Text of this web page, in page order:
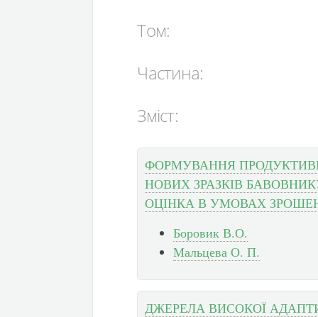
Том:
Частина:
Зміст:
ФОРМУВАННЯ
НОВИХ ЗРАЗКІВ
ОЦІНКА В УМОВАХ
Боровик В.О.
Мальцева О. П.
ДЖЕРЕЛА ВИСОКОЇ